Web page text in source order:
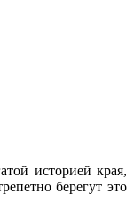
историей края,
берегут это